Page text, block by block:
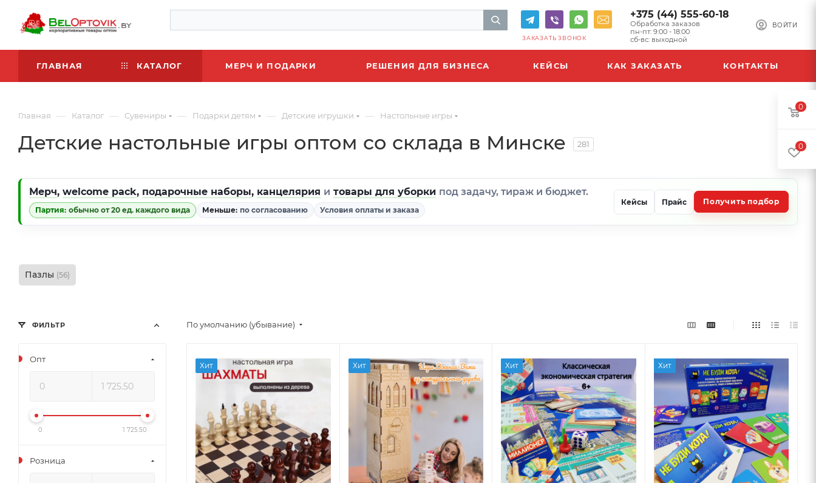
ВОЙТИ
+375 (44) 555-60-18
Обработка заказов
пн-пт: 9:00 - 18:00
сб-вс: выходной
ЗАКАЗАТЬ ЗВОНОК
ГЛАВНАЯ КАТАЛОГ МЕРЧ И ПОДАРКИ РЕШЕНИЯ ДЛЯ БИЗНЕСА КЕЙСЫ КАК ЗАКАЗАТЬ КОНТАКТЫ
Главная — Каталог — Сувениры — Подарки детям — Детские игрушки — Настольные игры
Детские настольные игры оптом со склада в Минске 281
Мерч, welcome pack, подарочные наборы, канцелярия и товары для уборки под задачу, тираж и бюджет.
Партия: обычно от 20 ед. каждого вида Меньше: по согласованию Условия оплаты и заказа
Кейсы Прайс Получить подбор
Пазлы (56)
По умолчанию (убывание)
Хит Хит Хит Хит
ФИЛЬТР
Опт
0 1 725.50
Розница
0
0